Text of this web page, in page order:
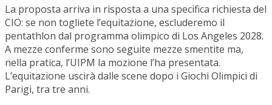
La proposta arriva in risposta a una specifica richiesta del
CIO: se non togliete l’equitazione, escluderemo il
pentathlon dal programma olimpico di Los Angeles 2028.
A mezze conferme sono seguite mezze smentite ma,
nella pratica, l’UIPM la mozione l’ha presentata.
L’equitazione uscirà dalle scene dopo i Giochi Olimpici di
Parigi, tra tre anni.